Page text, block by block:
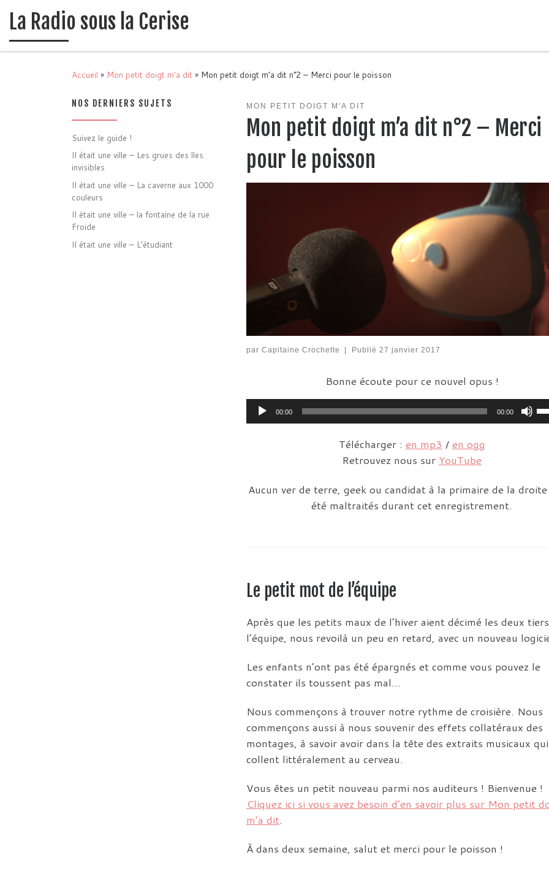
Passer au contenu
La Radio sous la Cerise
Accueil » Mon petit doigt m'a dit » Mon petit doigt m’a dit n°2 – Merci pour le poisson
MON PETIT DOIGT M'A DIT
Mon petit doigt m’a dit n°2 – Merci
pour le poisson
par Capitaine Crochette Publié 27 janvier 2017
Bonne écoute pour ce nouvel opus !
Lecteur
audio
00:00 00:00
les
Télécharger : en mp3 / en ogg
Retrouvez nous sur YouTube
Aucun ver de terre, geek ou candidat à la primaire de la droite
été maltraités durant cet enregistrement.
Le petit mot de l’équipe
Après que les petits maux de l’hiver aient décimé les deux
l’équipe, nous revoilà un peu en retard, avec un nouveau
Les enfants n’ont pas été épargnés et comme vous pouvez le
constater ils toussent pas mal…
Nous commençons à trouver notre rythme de croisière. Nous
commençons aussi à nous souvenir des effets collatéraux des
montages, à savoir avoir dans la tête des extraits musicaux qui
collent littéralement au cerveau.
Vous êtes un petit nouveau parmi nos auditeurs ! Bienvenue !
Cliquez ici si vous avez besoin d’en savoir plus sur Mon petit
m’a dit.
À dans deux semaine, salut et merci pour le poisson !
NOS DERNIERS SUJETS
Suivez le guide !
Il était une ville – Les grues des îles
invisibles
Il était une ville – La caverne aux 1000
couleurs
Il était une ville – la fontaine de la rue
Froide
Il était une ville – L’étudiant